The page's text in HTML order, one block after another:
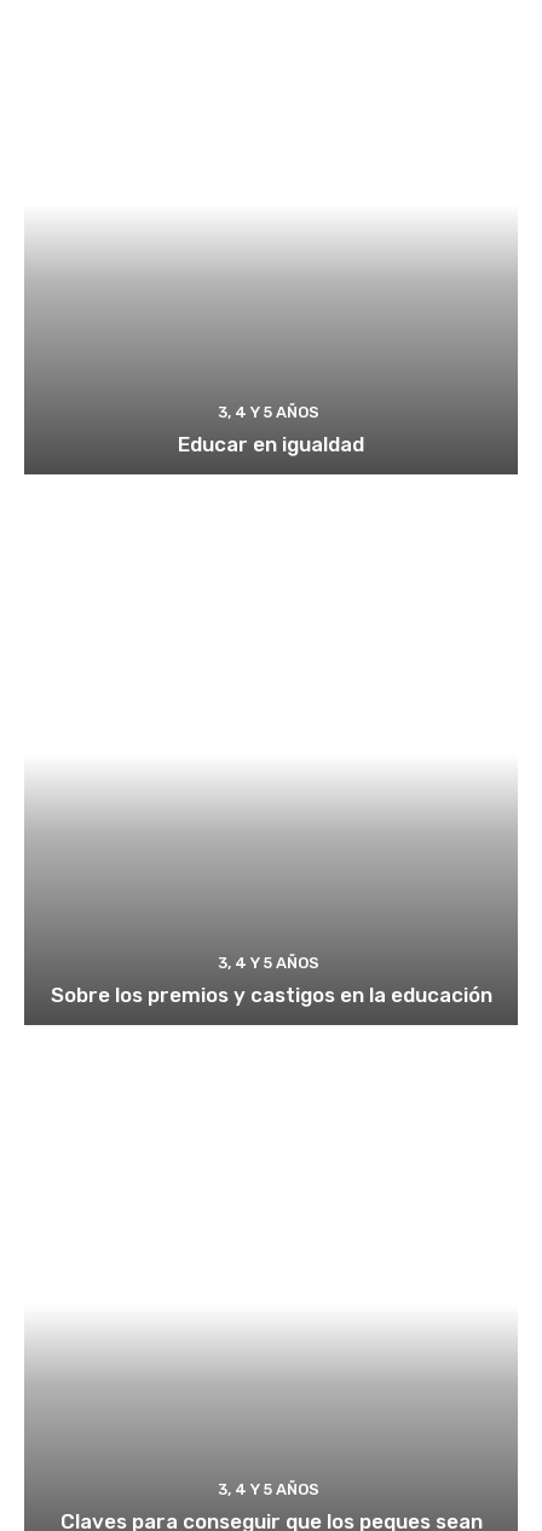
3, 4 Y 5 AÑOS
Educar en igualdad
3, 4 Y 5 AÑOS
Sobre los premios y castigos en la educación
3, 4 Y 5 AÑOS
Claves para conseguir que los peques sean